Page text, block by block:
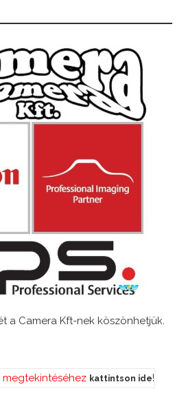
a Camera Kft-nek köszönhetjük.
megtekintéséhez kattintson ide!